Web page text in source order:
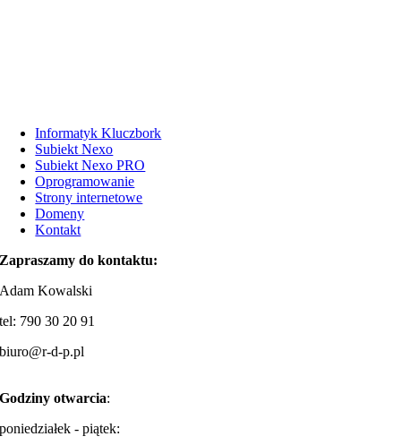
Informatyk Kluczbork
Subiekt Nexo
Subiekt Nexo PRO
Oprogramowanie
Strony internetowe
Domeny
Kontakt
Zapraszamy do kontaktu:
Adam Kowalski
tel: 790 30 20 91
biuro@r-d-p.pl
Godziny otwarcia:
poniedziałek - piątek: